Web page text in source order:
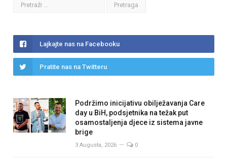
Lajkajte nas na Facebooku
Pratite nas na Twitteru
Podržimo inicijativu obilježavanja Care
day u BiH, podsjetnika na težak put
osamostaljenja djece iz sistema javne
brige
3 Augusta, 2026 0